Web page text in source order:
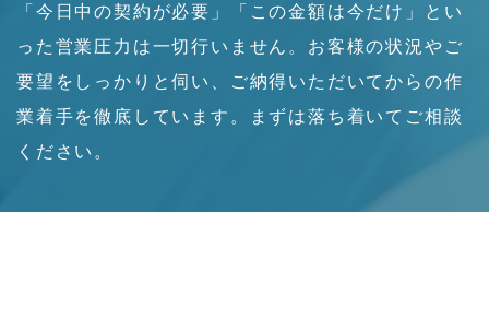
「今日中の契約が必要」「この金額は今だけ」とい
った営業圧力は一切行いません。お客様の状況やご
要望をしっかりと伺い、ご納得いただいてからの作
業着手を徹底しています。まずは落ち着いてご相談
ください。